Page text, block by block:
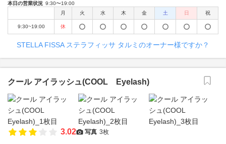
本日の営業状況 9:30〜19:00
月
火 水 木 金 土 日 祝
9:30~19:00 休
STELLA FISSA ステラフィッサ タルミのオーナー様ですか？
クール アイラッシュ(COOL Eyelash)
3.02 写真 3枚